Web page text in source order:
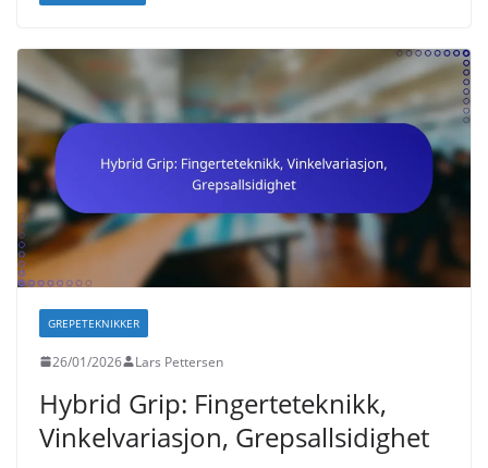
GREPETEKNIKKER
26/01/2026 Lars Pettersen
Hybrid Grip: Fingerteteknikk,
Vinkelvariasjon, Grepsallsidighet